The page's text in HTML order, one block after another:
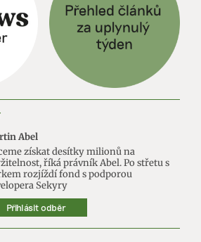
Abel
získat desítky milionů na
říká právník Abel. Po střetu s
rozjíždí fond s podporou
Sekyry
Přihlásit odběr